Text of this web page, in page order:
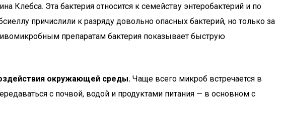
Клебса. Эта бактерия относится к семейству энтеробактерий и по
причислили к разряду довольно опасных бактерий, но только за
препаратам бактерия показывает быструю
окружающей среды. Чаще всего микроб встречается в
с почвой, водой и продуктами питания — в основном с